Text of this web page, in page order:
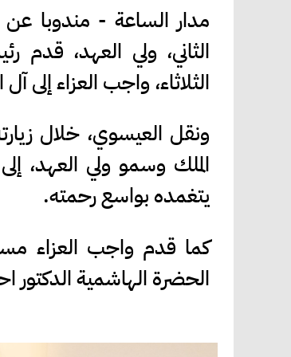
مدار الساعة - مندوبا عن
الثاني، ولي العهد،
الثلاثاء، واجب العزاء
ونقل العيسوي، خلال
الملك وسمو ولي العهد،
يتغمده بواسع رحمته.
كما قدم واجب العزاء
الحضرة الهاشمية الدكتور